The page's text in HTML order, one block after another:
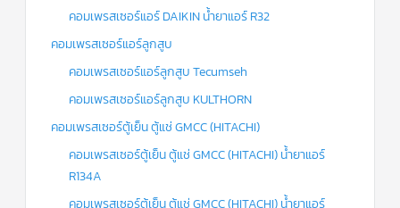
คอมเพรสเซอร์แอร์ DAIKIN น้ำยาแอร์ R32
คอมเพรสเซอร์แอร์ลูกสูบ
คอมเพรสเซอร์แอร์ลูกสูบ Tecumseh
คอมเพรสเซอร์แอร์ลูกสูบ KULTHORN
คอมเพรสเซอร์ตู้เย็น ตู้แช่ GMCC (HITACHI)
คอมเพรสเซอร์ตู้เย็น ตู้แช่ GMCC (HITACHI) น้ำยาแอร์
R134A